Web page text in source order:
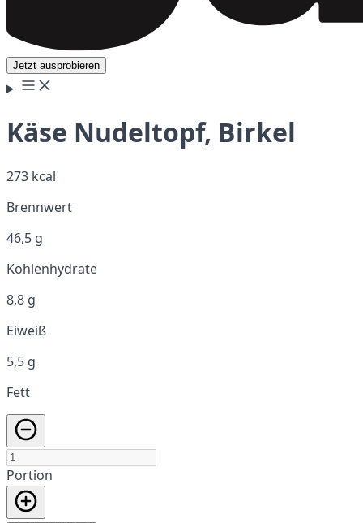
Jetzt ausprobieren
Käse Nudeltopf, Birkel
273 kcal
Brennwert
46,5 g
Kohlenhydrate
8,8 g
Eiweiß
5,5 g
Fett
Portion